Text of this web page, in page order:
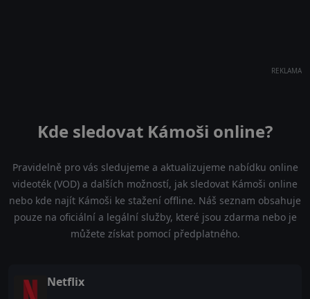
REKLAMA
Kde sledovat Kámoši online?
Pravidelně pro vás sledujeme a aktualizujeme nabídku online
videoték (VOD) a dalších možností, jak sledovat Kámoši online
nebo kde najít Kámoši ke stažení offline. Náš seznam obsahuje
pouze na oficiální a legální služby, které jsou zdarma nebo je
můžete získat pomocí předplatného.
Netflix